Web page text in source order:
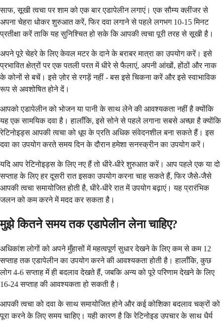
साफ, सूखी त्वचा पर शाम को एक बार एडापेलीन लगाएं। एक सौम्य क्लींजर से
अपना चेहरा धोकर शुरुआत करें, फिर दवा लगाने से पहले लगभग 10-15 मिनट
प्रतीक्षा करें ताकि यह सुनिश्चित हो सके कि आपकी त्वचा पूरी तरह से सूखी है।
अपने पूरे चेहरे के लिए केवल मटर के दाने के बराबर मात्रा का उपयोग करें। इसे
प्रभावित क्षेत्रों पर एक पतली परत में धीरे से फैलाएं, अपनी आंखों, होंठों और नाक
के कोनों से बचें। इसे ज़ोर से रगड़ें नहीं - बस इसे चिकना करें और इसे स्वाभाविक
रूप से अवशोषित होने दें।
आपको एडापेलीन को भोजन या पानी के साथ लेने की आवश्यकता नहीं है क्योंकि
यह एक सामयिक दवा है। हालाँकि, इसे सोने से पहले लगाना सबसे अच्छा है क्योंकि
रेटिनोइड्स आपकी त्वचा को धूप के प्रति अधिक संवेदनशील बना सकते हैं। इस
दवा का उपयोग करते समय दिन के दौरान हमेशा सनस्क्रीन का उपयोग करें।
यदि आप रेटिनोइड्स के लिए नए हैं तो धीरे-धीरे शुरुआत करें। आप पहले एक या दो
सप्ताह के लिए हर दूसरी रात इसका उपयोग करना चाह सकते हैं, फिर जैसे-जैसे
आपकी त्वचा समायोजित होती है, धीरे-धीरे रात में उपयोग बढ़ाएं। यह प्रारंभिक
जलन को कम करने में मदद कर सकता है।
मुझे कितने समय तक एडापेलीन लेना चाहिए?
अधिकांश लोगों को अपने मुँहासों में महत्वपूर्ण सुधार देखने के लिए कम से कम 12
सप्ताह तक एडापेलीन का उपयोग करने की आवश्यकता होती है। हालाँकि, कुछ
लोग 4-6 सप्ताह में ही बदलाव देखते हैं, जबकि अन्य को पूरे परिणाम देखने के लिए
16-24 सप्ताह की आवश्यकता हो सकती है।
आपकी त्वचा को दवा के साथ समायोजित होने और कई कोशिका बदलाव चक्रों को
पूरा करने के लिए समय चाहिए। यही कारण है कि रेटिनोइड उपचार के साथ धैर्य